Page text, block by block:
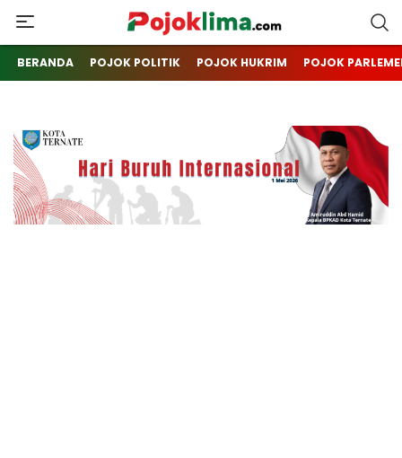
pojoklima.com
Mojokin
BERANDA POJOK POLITIK POJOK HUKRIM POJOK